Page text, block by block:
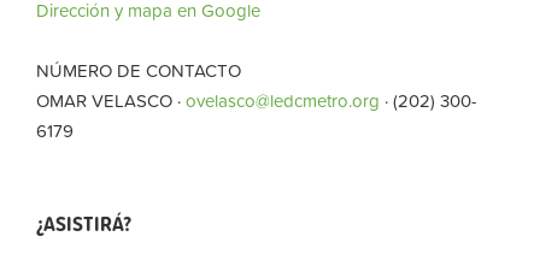
Dirección y mapa en Google
NÚMERO DE CONTACTO
OMAR VELASCO ·ovelasco@ledcmetro.org · (202) 300-
6179
¿ASISTIRÁ?